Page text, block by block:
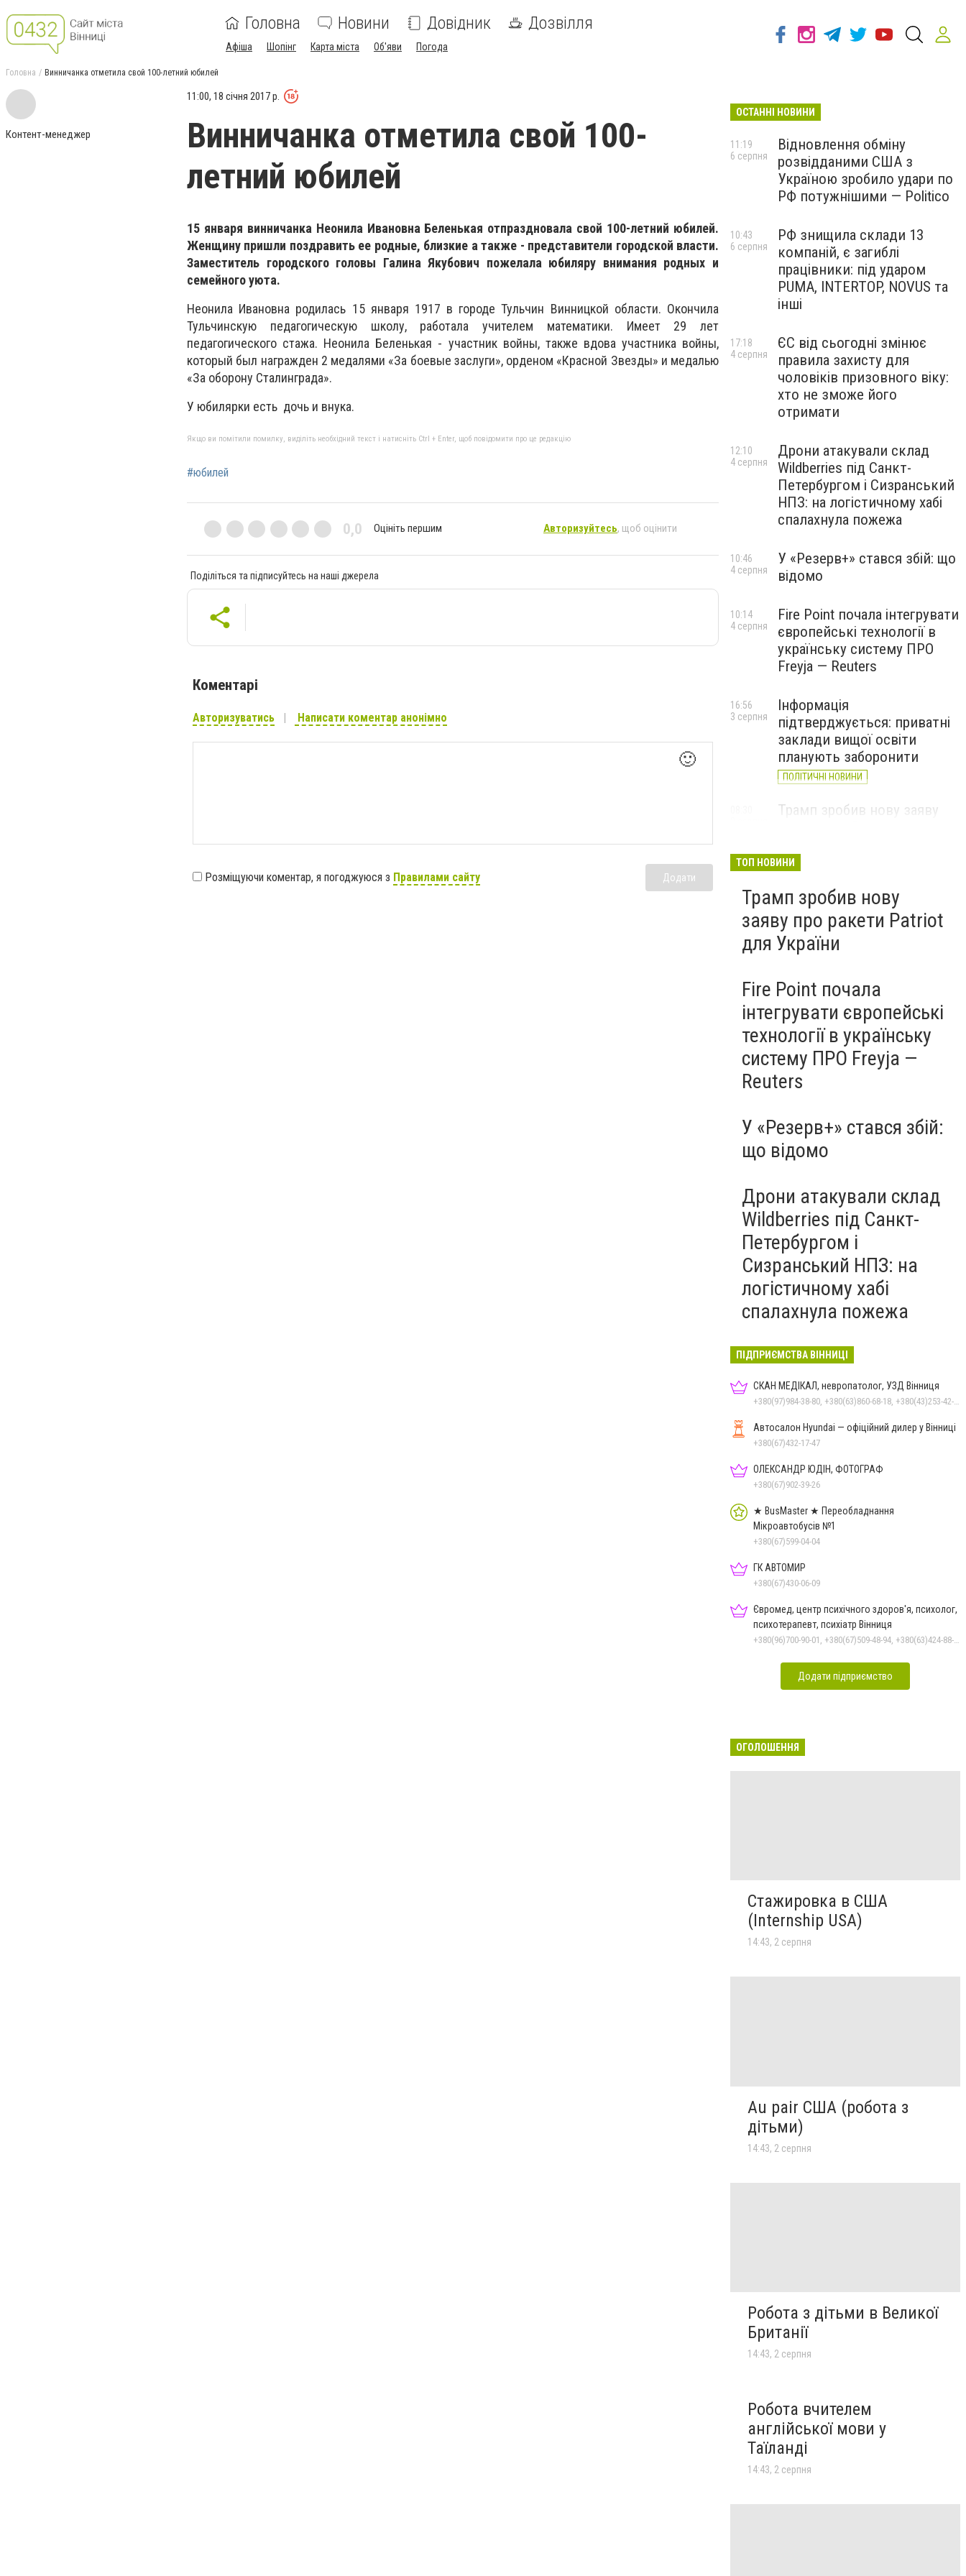
Головна Новини Довідник Дозвілля
Афіша Шопінг Карта міста Об'яви Погода
Головна Винничанка отметила свой 100-летний юбилей
Контент-менеджер
11:00, 18 січня 2017 р.
Винничанка отметила свой 100-
летний юбилей
15 января винничанка Неонила Ивановна Беленькая отпраздновала свой 100-летний юбилей.
Женщину пришли поздравить ее родные, близкие а также - представители городской власти.
Заместитель городского головы Галина Якубович пожелала юбиляру внимания родных и
семейного уюта.
Неонила Ивановна родилась 15 января 1917 в городе Тульчин Винницкой области. Окончила
Тульчинскую педагогическую школу, работала учителем математики. Имеет 29 лет
педагогического стажа. Неонила Беленькая - участник войны, также вдова участника войны,
который был награжден 2 медалями «За боевые заслуги», орденом «Красной Звезды» и медалью
«За оборону Сталинграда».
У юбилярки есть дочь и внука.
Якщо ви помітили помилку, виділіть необхідний текст і натисніть Ctrl + Enter, щоб повідомити про це редакцію
#юбилей
0,0 Оцініть першим Авторизуйтесь, щоб оцінити
Поділіться та підписуйтесь на наші джерела
Коментарі
Авторизуватись Написати коментар анонімно
🙂
Розміщуючи коментар, я погоджуюся з Правилами сайту Додати
ОСТАННІ НОВИНИ
Відновлення обміну
розвідданими США з
Україною зробило удари по
РФ потужнішими — Politico
11:19
6 серпня
РФ знищила склади 13
компаній, є загиблі
працівники: під ударом
PUMA, INTERTOP, NOVUS та
інші
10:43
6 серпня
ЄС від сьогодні змінює
правила захисту для
чоловіків призовного віку:
хто не зможе його
отримати
17:18
4 серпня
Дрони атакували склад
Wildberries під Санкт-
Петербургом і Сизранський
НПЗ: на логістичному хабі
спалахнула пожежа
12:10
4 серпня
У «Резерв+» стався збій: що
відомо
10:46
4 серпня
Fire Point почала інтегрувати
європейські технології в
українську систему ПРО
Freyja — Reuters
10:14
4 серпня
Інформація
підтверджується: приватні
заклади вищої освіти
планують заборонити
ПОЛІТИЧНІ НОВИНИ
16:56
3 серпня
Трамп зробив нову заяву
ТОП НОВИНИ
Трамп зробив нову
заяву про ракети Patriot
для України
Fire Point почала
інтегрувати європейські
технології в українську
систему ПРО Freyja —
Reuters
У «Резерв+» стався збій:
що відомо
Дрони атакували склад
Wildberries під Санкт-
Петербургом і
Сизранський НПЗ: на
логістичному хабі
спалахнула пожежа
ПІДПРИЄМСТВА ВІННИЦІ
СКАН МЕДІКАЛ, невропатолог, УЗД Вінниця
+380(97)984-38-80, +380(63)860-68-18, +380(43)253-42-51
Автосалон Hyundai — офіційний дилер у Вінниці
+380(67)432-17-47
ОЛЕКСАНДР ЮДІН, ФОТОГРАФ
+380(67)902-39-26
★ BusMaster ★ Переобладнання
Мікроавтобусів №1
+380(67)599-04-04
ГК АВТОМИР
+380(67)430-06-09
Євромед, центр психічного здоров'я, психолог,
психотерапевт, психіатр Вінниця
+380(96)700-90-01, +380(67)509-48-94, +380(63)424-88-30
Додати підприємство
ОГОЛОШЕННЯ
Стажировка в США
(Internship USA)
14:43, 2 серпня
Au pair США (робота з
дітьми)
14:43, 2 серпня
Робота з дітьми в Великої
Британії
14:43, 2 серпня
Робота вчителем
англійської мови у
Таїланді
14:43, 2 серпня